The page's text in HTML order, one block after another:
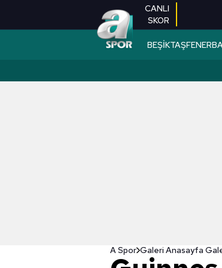
CANLI
SKOR
BEŞİKTAŞ
A Spor Galeri Anasayfa